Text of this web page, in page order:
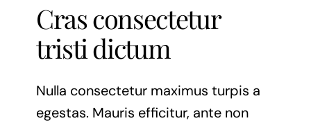
Cras consectetur
tristi dictum
Nulla consectetur maximus turpis a
egestas. Mauris efficitur, ante non